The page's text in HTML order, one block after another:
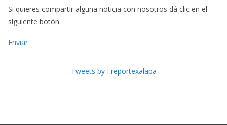
Si quieres compartir alguna noticia con nosotros dá clic en el
siguiente botón.
Enviar
Tweets by Freportexalapa